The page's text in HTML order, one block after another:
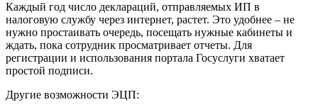
Каждый год число деклараций, отправляемых ИП в
налоговую службу через интернет, растет. Это удобнее – не
нужно простаивать очередь, посещать нужные кабинеты и
ждать, пока сотрудник просматривает отчеты. Для
регистрации и использования портала Госуслуги хватает
простой подписи.
Другие возможности ЭЦП: